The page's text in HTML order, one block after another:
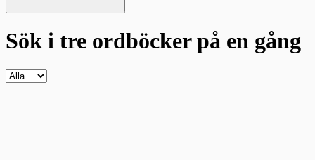
Sök i tre ordböckerpå en gång